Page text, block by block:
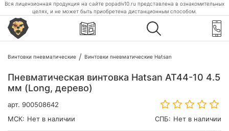
Вся лицензионная продукция на сайте popadiv10.ru представлена в ознакомительных
целях, и не может быть приобретена дистанционным способом.
Винтовки пневматические Винтовки пневматические Hatsan
Пневматическая винтовка Hatsan AT44-10 4.5
мм (Long, дерево)
арт. 900508642
МСК: Нет в наличии СПБ: Нет в наличии